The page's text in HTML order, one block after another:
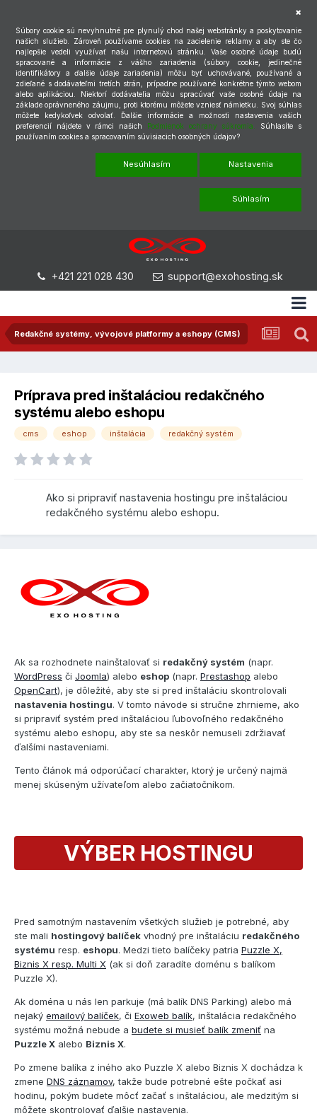
Súbory cookie sú nevyhnutné pre plynulý chod našej webstránky a poskytovanie
našich služieb. Zároveň používame cookies na zacielenie reklamy a aby ste čo
najlepšie vedeli využívať našu internetovú stránku. Vaše osobné údaje budú
spracované a informácie z vášho zariadenia (súbory cookie, jedinečné
identifikátory a ďalšie údaje zariadenia) môžu byť uchovávané, používané a
zdieľané s dodávateľmi tretích strán, prípadne používané konkrétne týmto webom
alebo aplikáciou. Niektorí dodávatelia môžu spracúvať vaše osobné údaje na
základe oprávneného záujmu, proti ktorému môžete vzniesť námietku. Svoj súhlas
môžete kedykoľvek odvolať. Ďalšie informácie a možnosti nastavenia vašich
preferencií nájdete v rámci našich Podmienok ochrany súkromia.
Súhlasíte s
používaním cookies a spracovaním súvisiacich osobných údajov?
Nesúhlasím Nastavenia
Súhlasím
+421 221 028 430 support@exohosting.sk
Redakčné systémy, vývojové platformy a eshopy (CMS)
Príprava pred inštaláciou redakčného
systému alebo eshopu
cms eshop inštalácia redakčný systém
Ako si pripraviť nastavenia hostingu pre inštaláciou
redakčného systému alebo eshopu.
Ak sa rozhodnete nainštalovať si redakčný systém (napr.
WordPress či Joomla) alebo eshop (napr. Prestashop alebo
OpenCart), je dôležité, aby ste si pred inštaláciu skontrolovali
nastavenia hostingu. V tomto návode si stručne zhrnieme, ako
si pripraviť systém pred inštaláciou ľubovoľného redakčného
systému alebo eshopu, aby ste sa neskôr nemuseli zdržiavať
ďalšími nastaveniami.
Tento článok má odporúčací charakter, ktorý je určený najmä
menej skúseným užívateľom alebo začiatočníkom.
VÝBER HOSTINGU
Pred samotným nastavením všetkých služieb je potrebné, aby
ste mali hostingový balíček vhodný pre inštaláciu redakčného
systému resp. eshopu. Medzi tieto balíčeky patria Puzzle X,
Biznis X resp. Multi X (ak si doň zaradíte doménu s balíkom
Puzzle X).
Ak doména u nás len parkuje (má balík DNS Parking) alebo má
nejaký emailový balíček, či Exoweb balík, inštalácia redakčného
systému možná nebude a budete si musieť balík zmeniť na
Puzzle X alebo Biznis X.
Po zmene balíka z iného ako Puzzle X alebo Biznis X dochádza k
zmene DNS záznamov, takže bude potrebné ešte počkať asi
hodinu, pokým budete môcť začať s inštaláciou, ale medzitým si
môžete skontrolovať ďalšie nastavenia.